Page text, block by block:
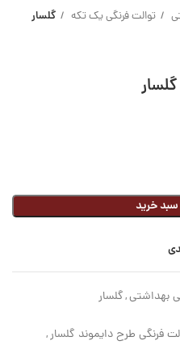
توالت فرنگی یک تکه گلسار
خرید
بهداشتی,گلسار
فرنگی طرح دایموند گلسار,